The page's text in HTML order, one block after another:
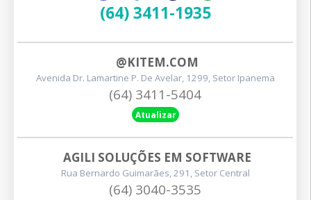
(64) 3411-1935
@KITEM.COM
Avenida Dr. Lamartine P. De Avelar, 1299, Setor Ipanema
(64) 3411-5404
Atualizar
AGILI SOLUÇÕES EM SOFTWARE
Rua Bernardo Guimarães, 291, Setor Central
(64) 3040-3535